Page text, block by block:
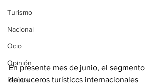
Turismo
Nacional
Ocio
Opinión
Política
En presente mes de junio, el segmento
de cruceros turísticos internacionales